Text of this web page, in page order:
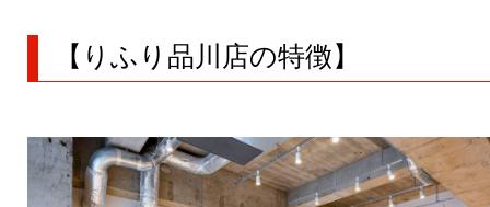
【りふり品川店の特徴】